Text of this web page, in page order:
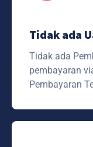
Tidak ada
Tidak ada
pembayaran
Pembayaran